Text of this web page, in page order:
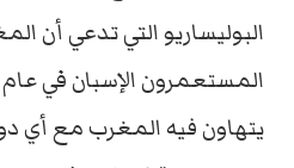
البوليساريو التي تدعي أن
يتهاون فيه المغرب مع أي